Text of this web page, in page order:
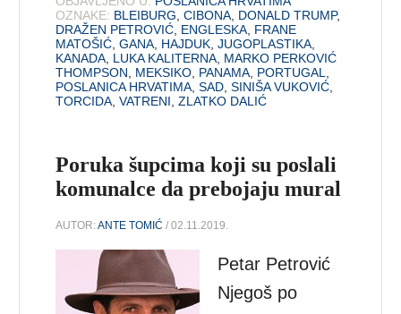
OZNAKE: BLEIBURG ,CIBONA DONALD TRUMP,
DRAŽEN PETROVIĆ ENGLESKA FRANE
MATOŠIĆ ,GANA HAJDUK ,JUGOPLASTIKA
KANADA LUKA KALITERNA MARKO PERKOVIĆ
THOMPSON
MEKSIKO PANAMA PORTUGAL
POSLANICA HRVATIMA ,SAD ,SINIŠA VUKOVIĆ
TORCIDA ,VATRENI ,ZLATKO DALIĆ
Poruka šupcima koji su poslali
komunalce da prebojaju mural
AUTOR:ANTE TOMIĆ / 02.11.2019.
Petar Petrović
Njegoš po